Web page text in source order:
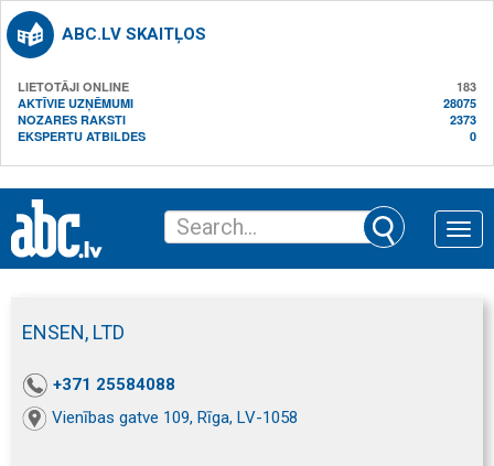
ABC.LV SKAITĻOS
LIETOTĀJI ONLINE
183
AKTĪVIE UZŅĒMUMI
28075
NOZARES RAKSTI
2373
EKSPERTU ATBILDES
0
Toggle
ENSEN, LTD
+371 25584088
Vienības gatve 109, Rīga, LV-1058